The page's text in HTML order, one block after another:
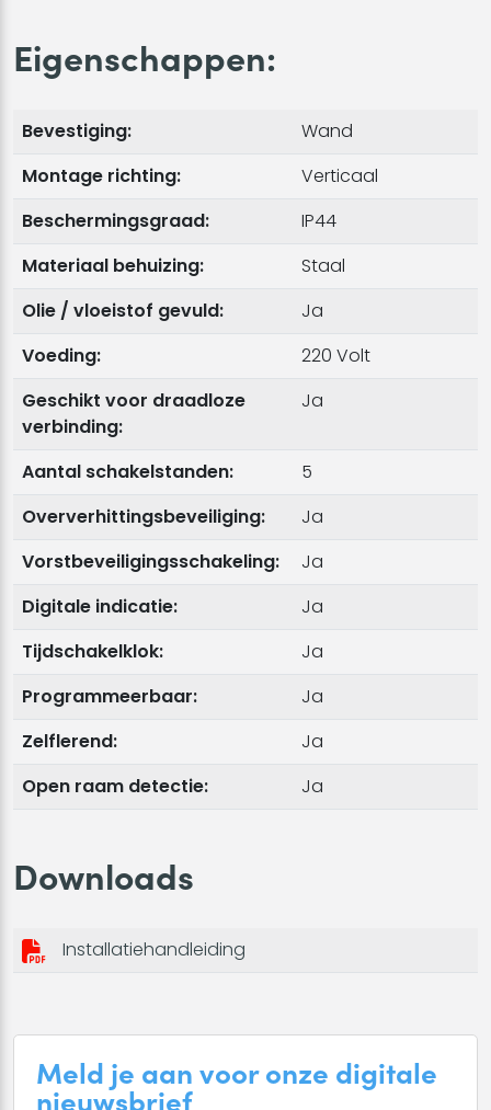
Eigenschappen:
Bevestiging:
Wand
Montage richting:
Verticaal
Beschermingsgraad:
IP44
Materiaal behuizing:
Staal
Olie / vloeistof gevuld:
Ja
Voeding:
220 Volt
Geschikt voor draadloze
verbinding:
Ja
Aantal schakelstanden:
5
Oververhittingsbeveiliging:
Ja
Vorstbeveiligingsschakeling:
Ja
Digitale indicatie:
Ja
Tijdschakelklok:
Ja
Programmeerbaar:
Ja
Zelflerend:
Ja
Open raam detectie:
Ja
Downloads
Installatiehandleiding
Meld je aan voor onze digitale
nieuwsbrief